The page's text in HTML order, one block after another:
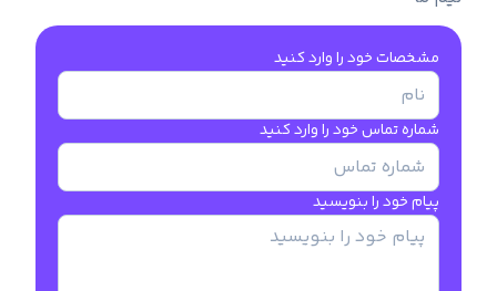
مشخصات خود را وارد کنید
شماره تماس خود را وارد کنید
پیام خود را بنویسید